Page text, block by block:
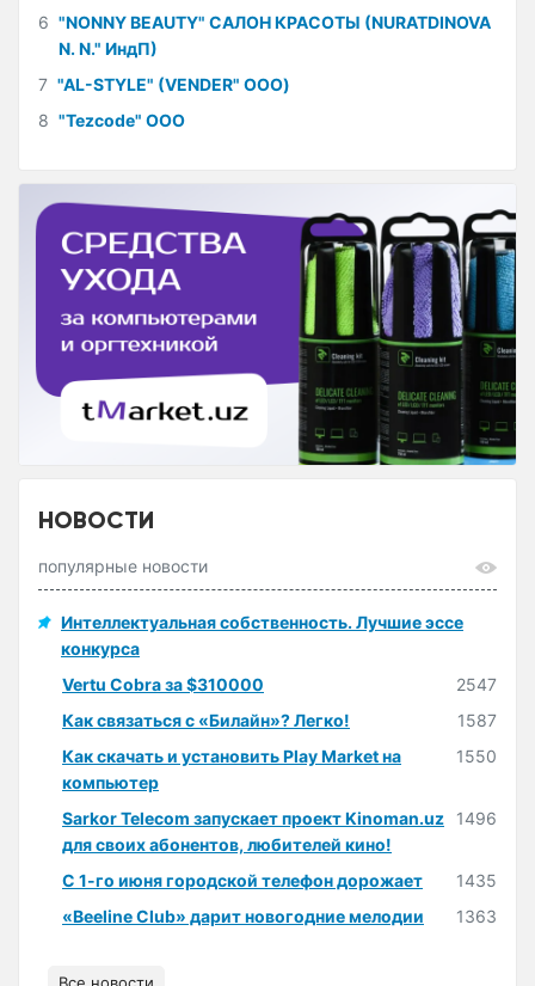
6 "NONNY BEAUTY" САЛОН КРАСОТЫ (NURATDINOVA
N. N." ИндП)
7 "AL-STYLE" (VENDER" ООО)
8 "Tezcode" ООО
НОВОСТИ
популярные новости
Интеллектуальная собственность. Лучшие эссе
конкурса
Vertu Cobra за $310000
2547
Как связаться с «Билайн»? Легко!
1587
Как скачать и установить Play Market на
компьютер
1550
Sarkor Telecom запускает проект Kinoman.uz
для своих абонентов, любителей кино!
1496
С 1-го июня городской телефон дорожает
1435
«Beeline Club» дарит новогодние мелодии
1363